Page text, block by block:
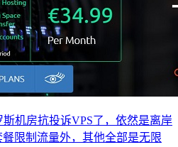
斯机房抗投诉VPS了，依然是离岸
限制流量外，其他全部是无限